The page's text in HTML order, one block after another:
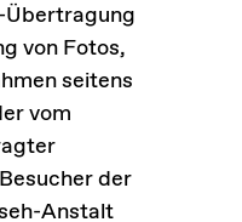
von Fotos,
seitens
vom
der
Anstalt